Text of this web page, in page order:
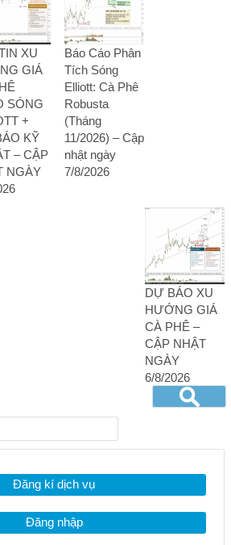
XU
GIÁ
SÓNG
+
KỸ
– CẬP
NGÀY
Báo Cáo Phân
Tích Sóng
Elliott: Cà Phê
Robusta
(Tháng
11/2026) – Cập
nhật ngày
7/8/2026
DỰ BÁO XU
HƯỚNG GIÁ
CÀ PHÊ –
CẬP NHẬT
NGÀY
6/8/2026
Đăng kí dịch vụ
Đăng nhập